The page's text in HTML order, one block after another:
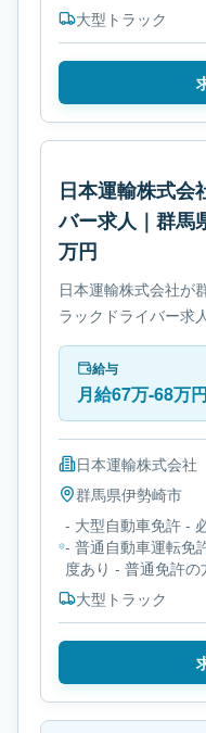
大型トラック
日本運輸株式会
バー求人｜群馬
万円
日本運輸株式会社が
ラックドライバー求
です。勤務時間は-
大型自動車免許です。
給与
月給67万-68万円
日本運輸株式会社
群馬県伊勢崎市
- 大型自動車免許 -
- 普通自動車運転免
度あり - 普通免許
大型トラック